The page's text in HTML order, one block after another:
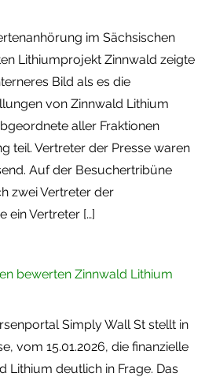
im Sächsischen
Lithiumprojekt Zinnwald zeigte
Bild als es die
von Zinnwald Lithium
aller Fraktionen
teil. Vertreter der Presse waren
Auf der Besuchertribüne
zwei Vertreter der
ein Vertreter […]
bewerten Zinnwald Lithium
Simply Wall St stellt in
vom 15.01.2026, die finanzielle
Lithium deutlich in Frage. Das